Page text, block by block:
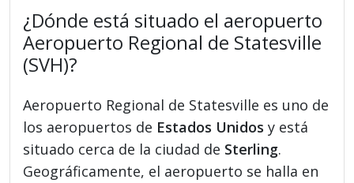
¿Dónde está situado el aeropuerto
Aeropuerto Regional de Statesville
(SVH)?
Aeropuerto Regional de Statesville es uno de
los aeropuertos de Estados Unidos y está
situado cerca de la ciudad de Sterling.
Geográficamente, el aeropuerto se halla en